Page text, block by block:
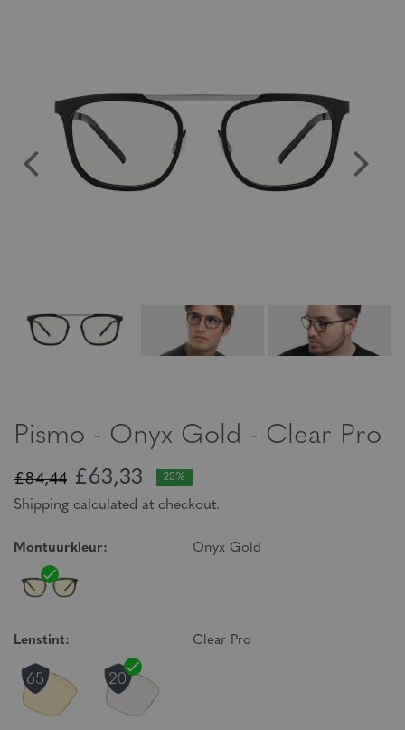
Pismo - Onyx Gold - Clear Pro
£84,44 £63,33 25%
Shipping calculated at checkout.
Montuurkleur: Onyx Gold
Lenstint: Clear Pro